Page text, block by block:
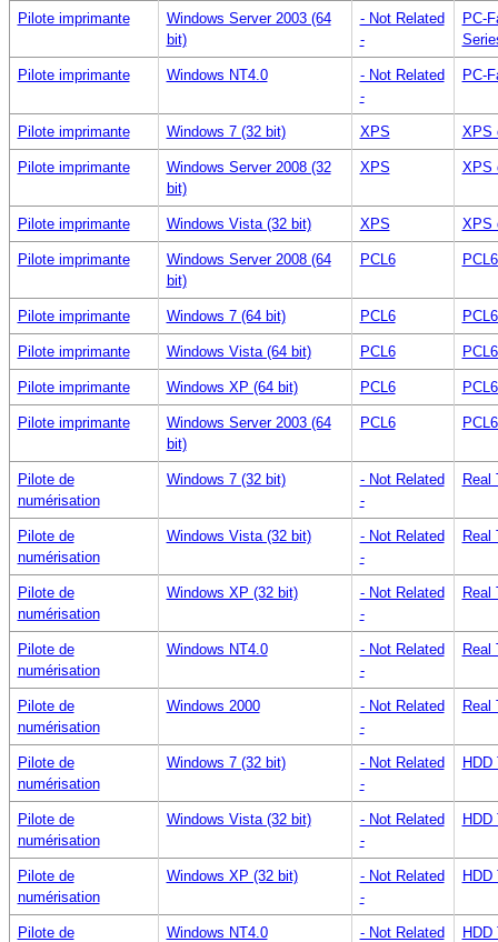
Pilote imprimante
Windows Server 2003 (64
bit)
- Not Related
-
PC-
Pilote imprimante Windows NT4.0
- Not Related
-
PC-
Pilote imprimante Windows 7 (32 bit) XPS XPS
Pilote imprimante
Windows Server 2008 (32
bit)
XPS XPS
Pilote imprimante Windows Vista (32 bit) XPS XPS
Pilote imprimante
Windows Server 2008 (64
bit)
PCL6
Pilote imprimante Windows 7 (64 bit) PCL6
Pilote imprimante Windows Vista (64 bit) PCL6
Pilote imprimante Windows XP (64 bit) PCL6
Pilote imprimante
Windows Server 2003 (64
bit)
PCL6
Pilote de
numérisation
Windows 7 (32 bit)
- Not Related
-
Real
Pilote de
numérisation
Windows Vista (32 bit)
- Not Related
-
Real
Pilote de
numérisation
Windows XP (32 bit)
- Not Related
-
Real
Pilote de
numérisation
Windows NT4.0
- Not Related
-
Real
Pilote de
numérisation
Windows 2000
- Not Related
-
Real
Pilote de
numérisation
Windows 7 (32 bit)
- Not Related
-
HDD
Pilote de
numérisation
Windows Vista (32 bit)
- Not Related
-
HDD
Pilote de
numérisation
Windows XP (32 bit)
- Not Related
-
HDD
Pilote de
Windows NT4.0
- Not Related
HDD